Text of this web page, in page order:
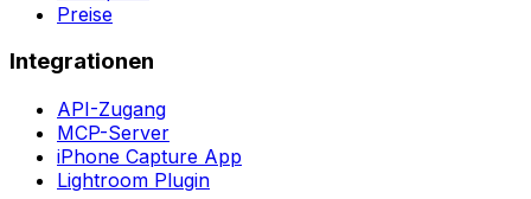
Preise
Integrationen
API-Zugang
MCP-Server
iPhone Capture App
Lightroom Plugin